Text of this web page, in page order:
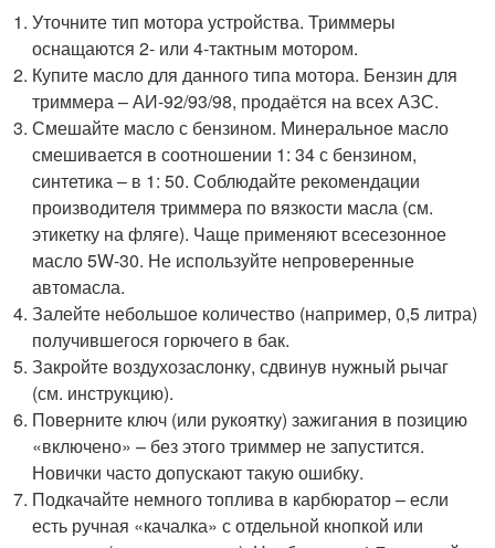
Уточните тип мотора устройства. Триммеры
оснащаются 2- или 4-тактным мотором.
Купите масло для данного типа мотора. Бензин для
триммера – АИ-92/93/98, продаётся на всех АЗС.
Смешайте масло с бензином. Минеральное масло
смешивается в соотношении 1: 34 с бензином,
синтетика – в 1: 50. Соблюдайте рекомендации
производителя триммера по вязкости масла (см.
этикетку на фляге). Чаще применяют всесезонное
масло 5W-30. Не используйте непроверенные
автомасла.
Залейте небольшое количество (например, 0,5 литра)
получившегося горючего в бак.
Закройте воздухозаслонку, сдвинув нужный рычаг
(см. инструкцию).
Поверните ключ (или рукоятку) зажигания в позицию
«включено» – без этого триммер не запустится.
Новички часто допускают такую ошибку.
Подкачайте немного топлива в карбюратор – если
есть ручная «качалка» с отдельной кнопкой или